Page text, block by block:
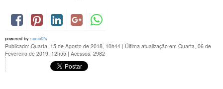
powered by social2s
Publicado: Quarta, 15 de Agosto de 2018, 10h44 | Última atualização em Quarta, 06 de
Fevereiro de 2019, 12h55 | Acessos: 2982